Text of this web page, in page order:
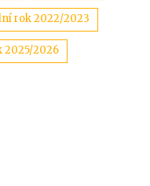
rok 2022/2023
2025/2026